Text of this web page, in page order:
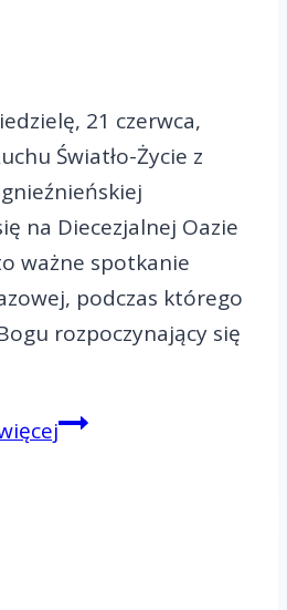
21 czerwca,
Światło-Życie z
na Diecezjalnej Oazie
ważne spotkanie
podczas którego
rozpoczynający się
Diecezjalna